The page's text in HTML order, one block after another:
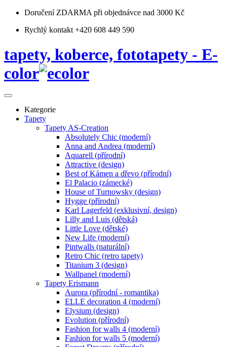
Doručení ZDARMA při objednávce nad 3000 Kč
Rychlý kontakt +420 608 449 590
tapety, koberce, fototapety - E-
color
Kategorie
Tapety
Tapety AS-Creation
Absolutely Chic (moderní)
Anna and Andrea (moderní)
Aquarell (přírodní)
Attractive (design)
Best of Kámen a dřevo (přírodní)
El Palacio (zámecké)
House of Turnowsky (design)
Hygge (přírodní)
Karl Lagerfeld (exklusivní, design)
Lilly and Luis (dětská)
Little Love (dětské)
New Life (moderní)
Pintwalls (naturální)
Retro Chic (retro tapety)
Titanium 3 (design)
Wallpanel (moderní)
Tapety Erismann
Aurora (přírodní - romantika)
ELLE decoration 4 (moderní)
Elysium (design)
Evolution (přírodní)
Fashion for walls 4 (moderní)
Fashion for walls 5 (moderní)